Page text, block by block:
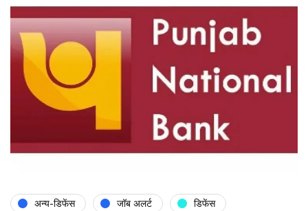
अन्य-डिफेंस जॉब अलर्ट
डिफेंस